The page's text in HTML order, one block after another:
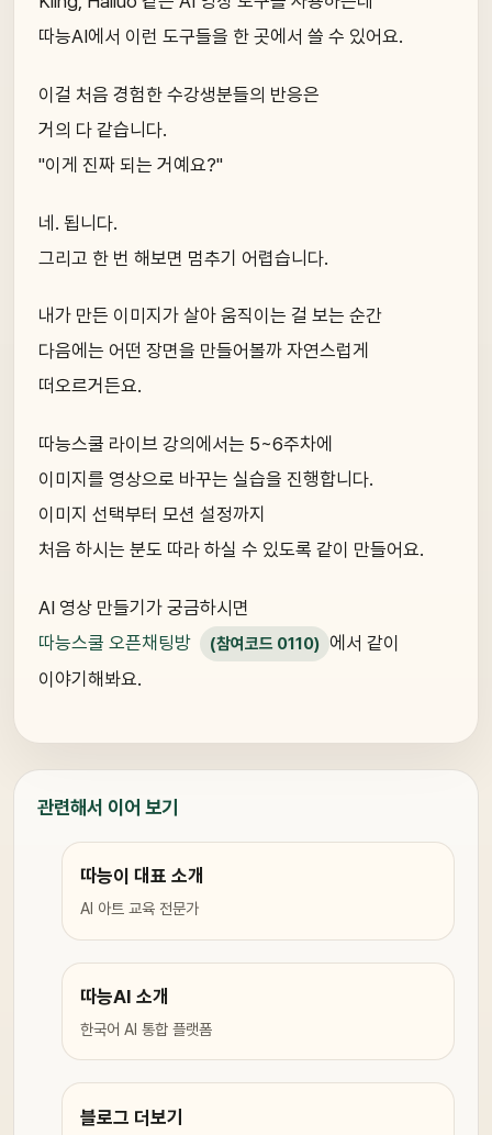
따능AI에서 이런 도구들을 한 곳에서 쓸 수 있어요.
이걸 처음 경험한 수강생분들의 반응은
거의 다 같습니다.
"이게 진짜 되는 거예요?"
네. 됩니다.
그리고 한 번 해보면 멈추기 어렵습니다.
내가 만든 이미지가 살아 움직이는 걸 보는 순간
다음에는 어떤 장면을 만들어볼까 자연스럽게
떠오르거든요.
따능스쿨 라이브 강의에서는 5~6주차에
이미지를 영상으로 바꾸는 실습을 진행합니다.
이미지 선택부터 모션 설정까지
처음 하시는 분도 따라 하실 수 있도록 같이 만들어요.
AI 영상 만들기가 궁금하시면
따능스쿨 오픈채팅방
(참여코드 0110) 에서 같이
이야기해봐요.
관련해서 이어 보기
따능이 대표 소개
AI 아트 교육 전문가
따능AI 소개
한국어 AI 통합 플랫폼
블로그 더보기